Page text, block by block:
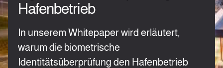
Hafenbetrieb
In unserem Whitepaper wird erläutert,
warum die biometrische
Identitätsüberprüfung den Hafenbetrieb